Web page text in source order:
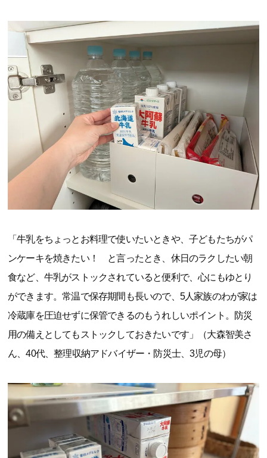
「牛乳をちょっとお料理で使いたいときや、子どもたちがパ
ンケーキを焼きたい！ と言ったとき、休日のラクしたい朝
食など、牛乳がストックされていると便利で、心にもゆとり
ができます。常温で保存期間も長いので、5人家族のわが家は
冷蔵庫を圧迫せずに保管できるのもうれしいポイント。防災
用の備えとしてもストックしておきたいです」（大森智美さ
ん、40代、整理収納アドバイザー・防災士、3児の母）